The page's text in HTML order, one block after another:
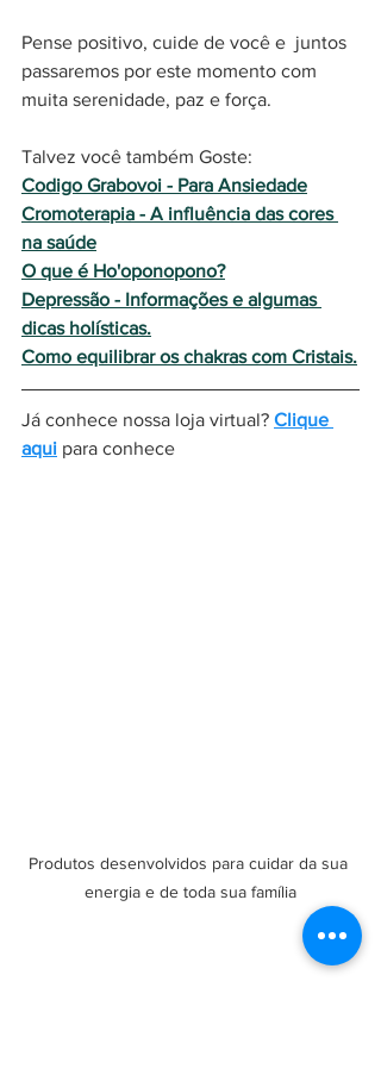
Pense positivo, cuide de você e  juntos
passaremos por este momento com
muita serenidade, paz e força.
Talvez você também Goste:
Codigo Grabovoi - Para Ansiedade
Cromoterapia - A influência das cores
na saúde
O que é Ho'oponopono?
Depressão - Informações e algumas
dicas holísticas.
Como equilibrar os chakras com Cristais.
Já conhece nossa loja virtual? Clique
aqui para conhece
Produtos desenvolvidos para cuidar da sua
energia e de toda sua família